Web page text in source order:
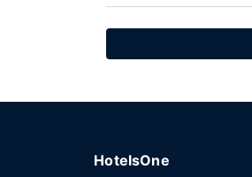
HotelsOne